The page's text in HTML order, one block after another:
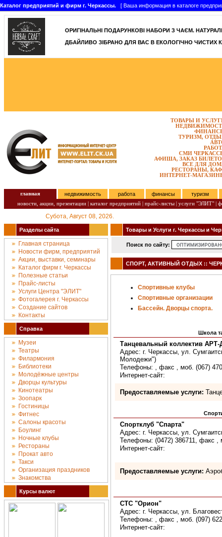
Каталог предприятий и фирм г. Черкассы. [ Ваша информация в каталоге
ОРИГІНАЛЬНІ ПОДАРУНКОВІ НАБОРИ З ЧАЄМ.
ДБАЙЛИВО ЗІБРАНО ДЛЯ ВАС В ЕКОЛОГІЧНО ЧИСТИХ
ТОВАРЫ И
ТУРИЗМ,
СМИ
АФИША, ЗАКАЗ
ВСЕ ДЛЯ
РЕСТОРАНЫ,
ИНТЕРНЕТ-
главная недвижимость работа финансы
туризм
новости, акции, презентации | каталог предприятий | прайс-листы | услуги "ЭЛИТ" |
Субота, Август 08, 2026.
Разделы сайта
Главная страница
Новости фирм, предприятий
Акции, выставки, семинары
Каталог фирм г. Черкассы
Полезные статьи
Прайс-листы
Услуги Центра "ЭЛИТ"
Фотогалерея г. Черкассы
Создание сайтов
Контакты
Справка
Музеи
Театры
Филармония
Библиотеки
Молодёжные центры
Дворцы культуры
Кинотеатры
Зоопарк
Гостиницы
Фитнес
Салоны красоты
Боулинг
Ночные клубы
Рестораны
Прокат авто
Такси
Организация праздников
Знакомства
Курсы валют
Товары и Услуги г. Черкассы и
Поиск по сайту:
СПОРТ, АКТИВНЫЙ ОТДЫХ ::
Спортивные клубы
Спортивные организации
Бассейн. Дворцы спорта.
Школа
Танцевальный коллектив АРТ-
Адрес: г. Черкассы, ул.
Молодежи")
Телефоны: , факс , моб. (067)
Интернет-сайт:
Предоставляемые услуги:
Спортклуб "Спарта"
Адрес: г. Черкассы, ул.
Телефоны: (0472) 386711, факс ,
Интернет-сайт:
Предоставляемые услуги:
СТС "Орион"
Адрес: г. Черкассы, ул.
Телефоны: , факс , моб. (097)
Интернет-сайт: